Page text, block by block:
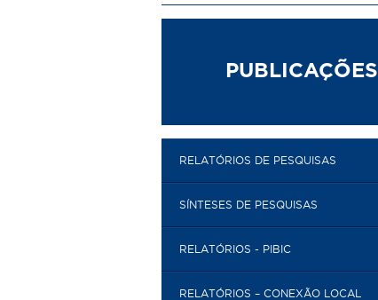
n
c
i
a
PUBLICAÇÕES
RELATÓRIOS DE PESQUISAS
SÍNTESES DE PESQUISAS
RELATÓRIOS - PIBIC
RELATÓRIOS – CONEXÃO LOCAL